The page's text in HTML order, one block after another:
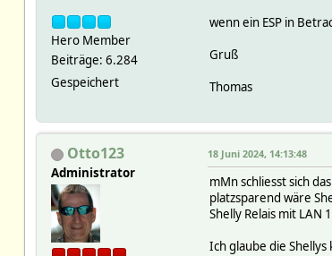
Hero Member
Beiträge: 6.284
Gespeichert
wenn ein ESP in
Gruß
Thomas
Otto123
Administrator
18 Juni 2024, 14:13:48
mMn schliesst sich
platzsparend wäre
Shelly Relais mit LAN
Ich glaube die